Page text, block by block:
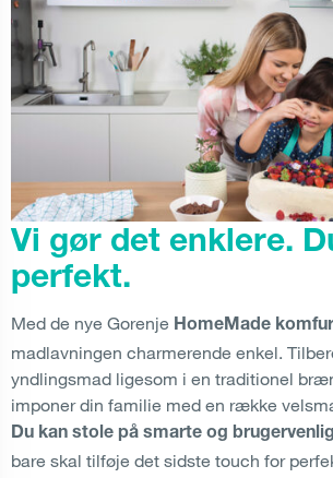
Vi gør det enklere.
perfekt.
Med de nye Gorenje HomeMade
madlavningen charmerende enkel.
yndlingsmad ligesom i en traditionel
imponer din familie med en række
Du kan stole på smarte og
bare skal tilføje det sidste touch for